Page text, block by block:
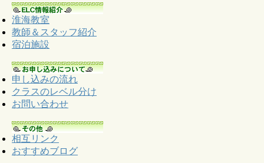
淮海教室
教師＆スタッフ紹介
宿泊施設
申し込みの流れ
クラスのレベル分け
お問い合わせ
相互リンク
おすすめブログ